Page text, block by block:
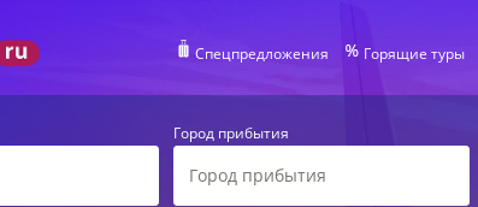
Спецпредложения Горящие туры
Город прибытия